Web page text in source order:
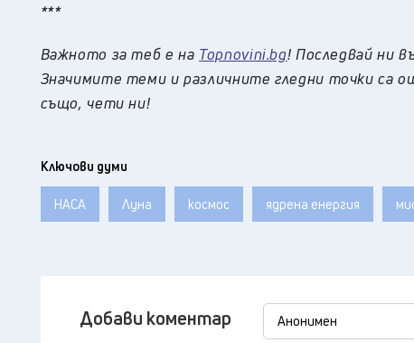
***
Важното за теб е на Topnovini.bg! Последвай ни
Значимите теми и различните гледни точки са
също, чети ни!
Ключови думи
НАСА Луна космос ядрена енергия
Добави коментар